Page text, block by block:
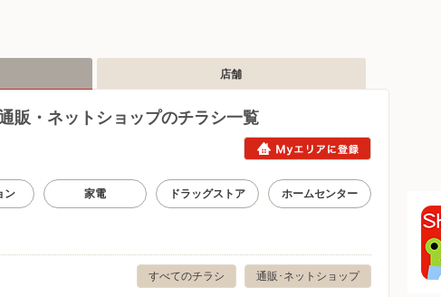
店舗
販・ネットショップのチラシ一覧
ン 家電 ドラッグストア ホームセンター
通販･ネットショップ
すべてのチラシ